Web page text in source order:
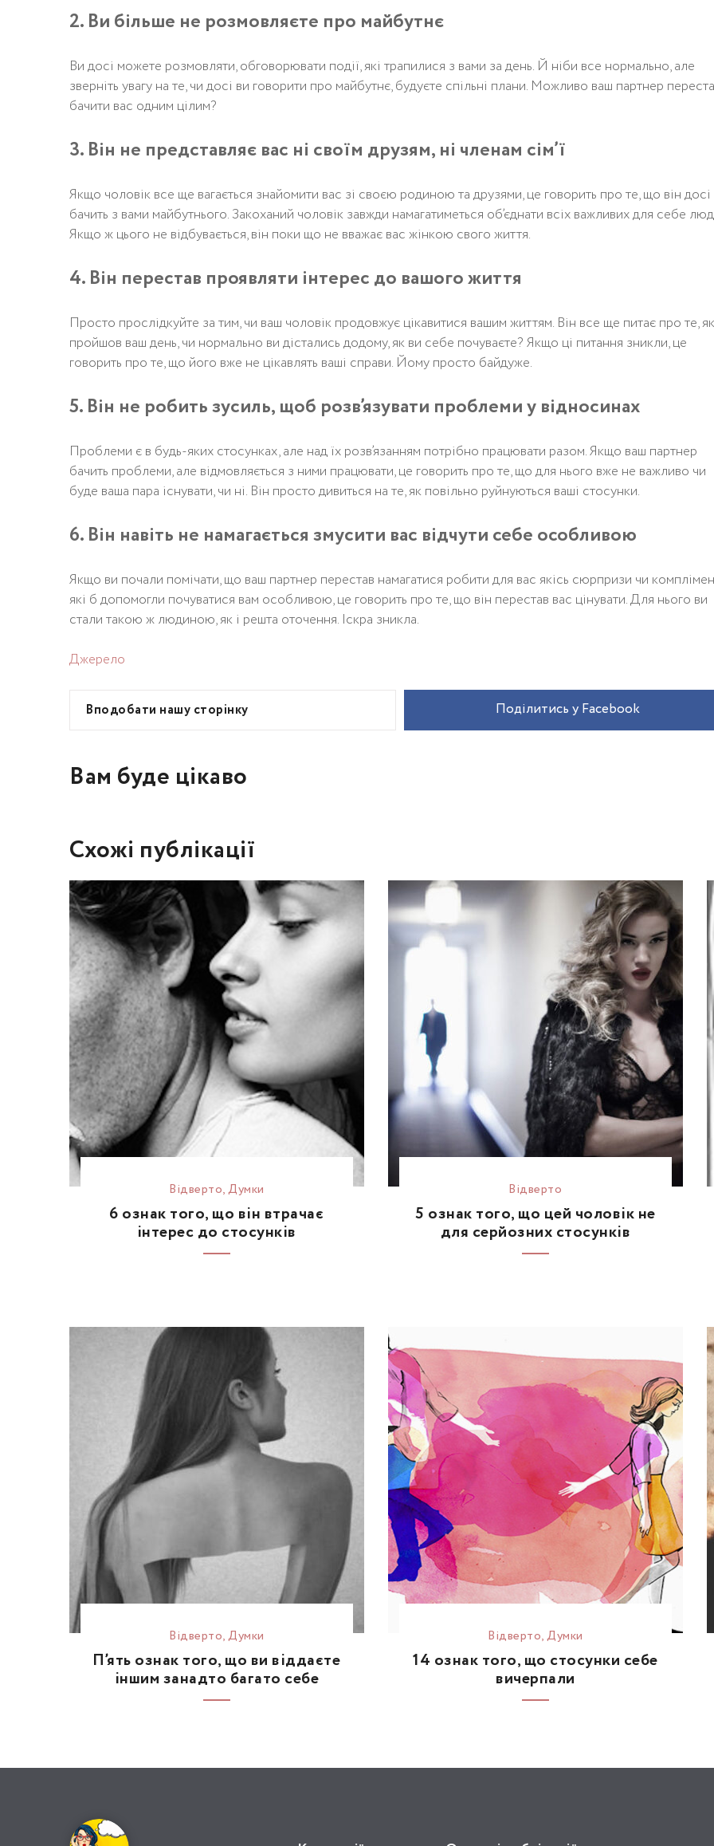
2. Ви більше не розмовляєте про майбутнє
Ви досі можете розмовляти, обговорювати події, які трапилися з вами за день. Й ніби все нормально, але
зверніть увагу на те, чи досі ви говорити про майбутнє, будуєте спільні плани. Можливо ваш партнер
бачити вас одним цілим?
3. Він не представляє вас ні своїм друзям, ні членам сім’ї
Якщо чоловік все ще вагається знайомити вас зі своєю родиною та друзями, це говорить про те, що він
бачить з вами майбутнього. Закоханий чоловік завжди намагатиметься об’єднати всіх важливих для себе
Якщо ж цього не відбувається, він поки що не вважає вас жінкою свого життя.
4. Він перестав проявляти інтерес до вашого життя
Просто прослідкуйте за тим, чи ваш чоловік продовжує цікавитися вашим життям. Він все ще питає про те, як
пройшов ваш день, чи нормально ви дістались додому, як ви себе почуваєте? Якщо ці питання зникли, це
говорить про те, що його вже не цікавлять ваші справи. Йому просто байдуже.
5. Він не робить зусиль, щоб розв’язувати проблеми у відносинах
Проблеми є в будь-яких стосунках, але над їх розв’язанням потрібно працювати разом. Якщо ваш партнер
бачить проблеми, але відмовляється з ними працювати, це говорить про те, що для нього вже не важливо чи
буде ваша пара існувати, чи ні. Він просто дивиться на те, як повільно руйнуються ваші стосунки.
6. Він навіть не намагається змусити вас відчути себе особливою
Якщо ви почали помічати, що ваш партнер перестав намагатися робити для вас якісь сюрпризи чи
які б допомогли почуватися вам особливою, це говорить про те, що він перестав вас цінувати. Для нього ви
стали такою ж людиною, як і решта оточення. Іскра зникла.
Джерело
Вподобати нашу сторінку Поділитись у Facebook
Вам буде цікаво
Схожі публікації
Відвертo,Думки
6 ознак того, що він втрачає
інтерес до стосунків
Відвертo
5 ознак того, що цей чоловік не
для серйозних стосунків
Відвертo,Думки
П’ять ознак того, що ви віддаєте
іншим занадто багато себе
Відвертo,Думки
14 ознак того, що стосунки себе
вичерпали